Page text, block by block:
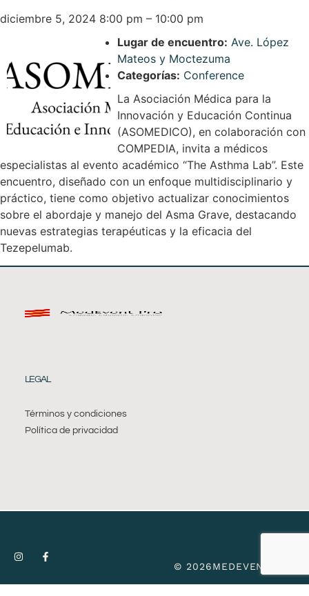
diciembre 5, 2024 8:00 pm – 10:00 pm
Lugar de encuentro: Ave. López
Mateos y Moctezuma
Categorías: Conference
La Asociación Médica para la
Innovación y Educación Continua
(ASOMEDICO), en colaboración con
COMPEDIA, invita a médicos
especialistas al evento académico “The Asthma Lab”. Este
encuentro, diseñado con un enfoque multidisciplinario y
práctico, tiene como objetivo actualizar conocimientos
sobre el abordaje y manejo del Asma Grave, destacando
nuevas estrategias terapéuticas y la eficacia del
Tezepelumab.
LEGAL
Términos y condiciones
Política de privacidad
© 2026MEDEVENT PRO